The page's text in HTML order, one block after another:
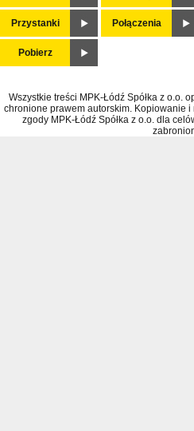
Przystanki Połączenia
Pobierz
Wszystkie treści MPK-Łódź Spółka z o.o.
chronione prawem autorskim. Kopiowanie
zgody MPK-Łódź Spółka z o.o. dla